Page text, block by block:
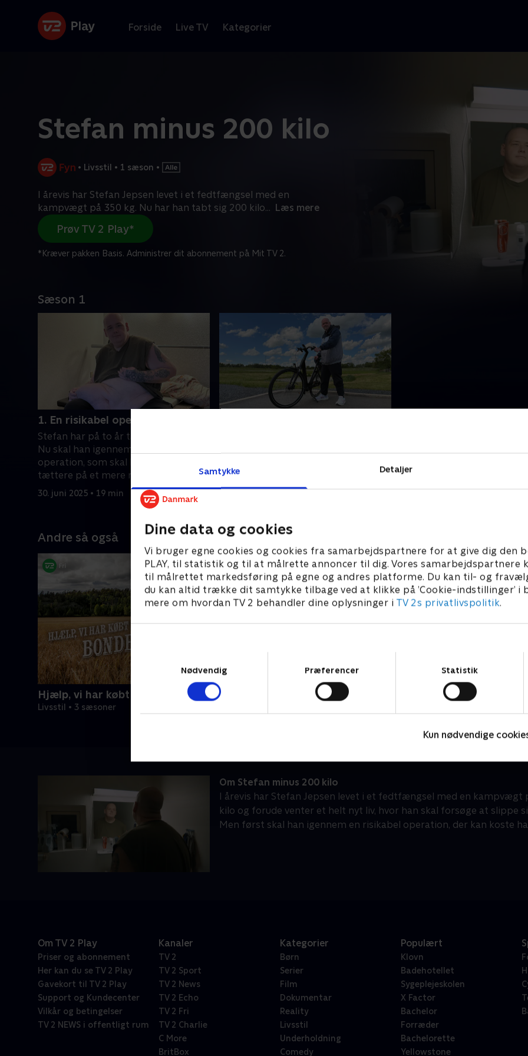
Samtykke Detaljer
Dine data og cookies
Vi bruger egne cookies og cookies fra samarbejdspartnere for at give dig den
PLAY, til statistik og til at målrette annoncer til dig. Vores samarbejdspartnere
til målrettet markedsføring på egne og andres platforme. Du kan til- og
du kan altid trække dit samtykke tilbage ved at klikke på ’Cookie-indstillinger’ i
mere om hvordan TV 2 behandler dine oplysninger i TV 2s privatlivspolitik.
Nødvendig
Præferencer Statistik
Kun nødvendige
Forside Live TV Kategorier
Stefan minus 200 kilo
• Livsstil • 1 sæson •
I årevis har Stefan Jepsen levet i et fedtfængsel med en
kampvægt på 350 kg. Nu har han tabt sig 200 kilo... Læs mere
Prøv TV 2 Play*
*Kræver pakken Basis. Administrer dit abonnement på Mit TV 2.
Sæson 1
1. En risikabel operation
Stefan har på to år tabt 200 kilo fedt.
Nu skal han igennem en risikabel
operation, som skal bringe ham
tættere på et mere normalt liv. Men
noget går galt.
30. juni 2025 • 19 min
liv?
Andre så også
Hjælp, vi har købt en bondegård!
Livsstil • 3 sæsoner
Julelys for millioner
Om Stefan minus 200 kilo
I årevis har Stefan Jepsen levet i et fedtfængsel med en kampvægt
kilo og forude venter et helt nyt liv, hvor han skal forsøge at slippe
Men først skal han igennem en risikabel operation, der kan koste
Om TV 2 Play
Priser og abonnement
Her kan du se TV 2 Play
Gavekort til TV 2 Play
Support og Kundecenter
Vilkår og betingelser
TV 2 NEWS i offentligt rum
Kanaler
TV 2
TV 2 Sport
TV 2 News
TV 2 Echo
TV 2 Fri
TV 2 Charlie
C More
BritBox
Kategorier
Børn
Serier
Film
Dokumentar
Reality
Livsstil
Underholdning
Comedy
Populært
Klovn
Badehotellet
Sygeplejeskolen
X Factor
Bachelor
Forræder
Bachelorette
Yellowstone